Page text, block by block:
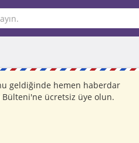
geldiğinde hemen haberdar
ücretsiz üye olun.